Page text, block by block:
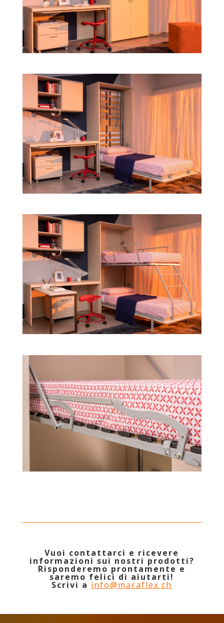
Vuoi contattarci e ricevere
informazioni sui nostri prodotti?
Risponderemo prontamente e
saremo felici di aiutarti!
Scrivi a info@maraflex.ch